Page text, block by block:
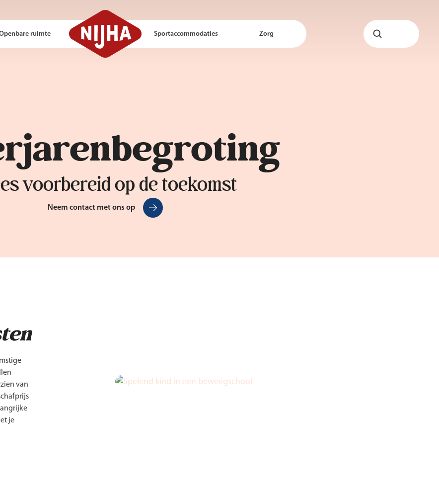
ruimte Sportaccommodaties Zorg
voorbereid op de toekomst
Neem contact met ons op
van
je